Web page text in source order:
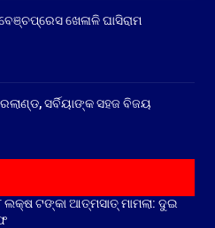
ଖେଳାଳି ଘାସିରାମ
ସର୍ବିୟାଙ୍କ ସହଜ ବିଜୟ
ଲକ୍ଷ ଟଙ୍କା ଆତ୍ମସାତ୍ ମାମଲା: ଦୁଇ